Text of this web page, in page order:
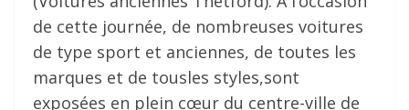
de cette journée, de nombreuses voitures
de type sport et anciennes, de toutes les
marques et de tousles styles,sont
exposées en plein cœur du centre-ville de